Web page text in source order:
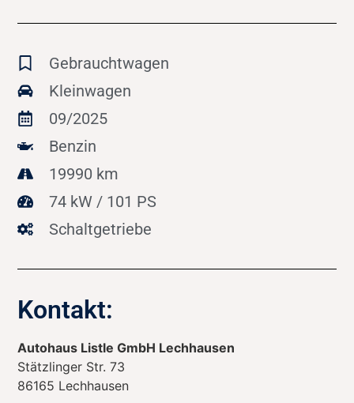
Gebrauchtwagen
Kleinwagen
09/2025
Benzin
19990 km
74 kW / 101 PS
Schaltgetriebe
Kontakt:
Autohaus Listle GmbH Lechhausen
Stätzlinger Str. 73
86165 Lechhausen